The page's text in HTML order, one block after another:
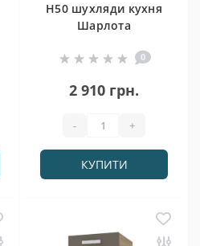
Н50 шухляди кухня
Шарлота
0
2 910 грн.
- +
КУПИТИ